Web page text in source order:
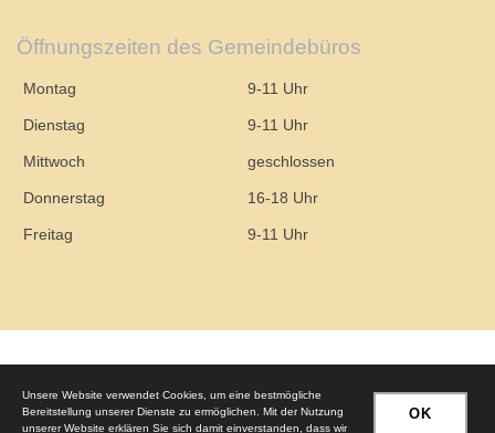
Öffnungszeiten des Gemeindebüros
Montag 9-11 Uhr
Dienstag 9-11 Uhr
Mittwoch geschlossen
Donnerstag 16-18 Uhr
Freitag 9-11 Uhr
© 2026 – Evangelische Christophorusgemeinde Wiesbaden-Schierstein
OK
Unsere Website verwendet Cookies, um eine bestmögliche
Bereitstellung unserer Dienste zu ermöglichen. Mit der Nutzung
unserer Website erklären Sie sich damit einverstanden, dass wir